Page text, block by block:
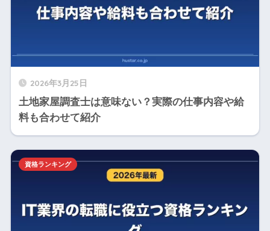
2026年3月25日
土地家屋調査士は意味ない？実際の仕事内容や給
料も合わせて紹介
資格ランキング